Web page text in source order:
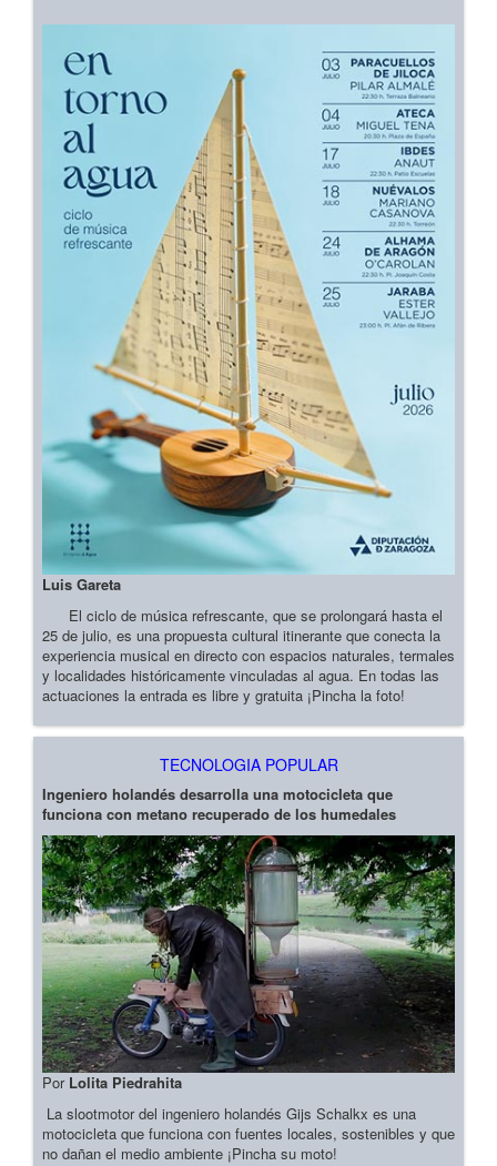
Luis Gareta
El ciclo de música refrescante, que se prolongará hasta el
25 de julio, es una propuesta cultural itinerante que conecta la
experiencia musical en directo con espacios naturales, termales
y localidades históricamente vinculadas al agua. En todas las
actuaciones la entrada es libre y gratuita ¡Pincha la foto!
TECNOLOGIA POPULAR
Ingeniero holandés desarrolla una motocicleta que
funciona con metano recuperado de los humedales
Por Lolita Piedrahita
La slootmotor del ingeniero holandés Gijs Schalkx es una
motocicleta que funciona con fuentes locales, sostenibles y que
no dañan el medio ambiente ¡Pincha su moto!